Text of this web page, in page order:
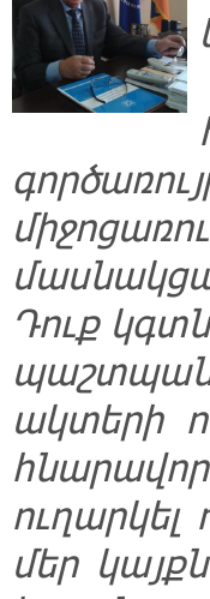
Դուք
ակտերի
մեր